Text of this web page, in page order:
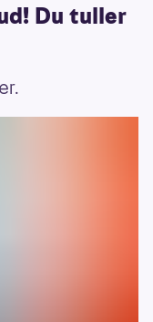
Du tuller